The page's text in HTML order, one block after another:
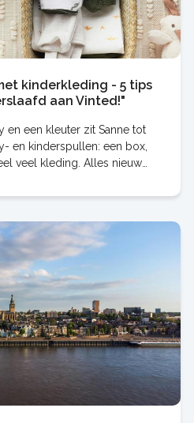
kinderkleding - 5 tips
aan Vinted!"
en een kleuter zit Sanne tot
en kinderspullen: een box,
veel kleding. Alles nieuw
is hartstikke m…